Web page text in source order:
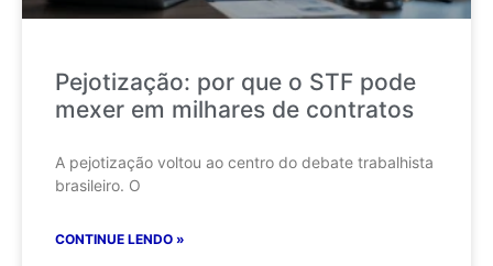
Pejotização: por que o STF pode
mexer em milhares de contratos
A pejotização voltou ao centro do debate trabalhista
brasileiro. O
CONTINUE LENDO »